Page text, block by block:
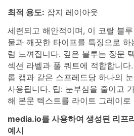
최적 용도: 잡지 레이아웃
세련되고 해안적이며, 이 코랄 블
물과 깨끗한 타이프를 특징으로
럼 느껴집니다. 깊은 블루는 장문
섹션 라벨과 풀 쿼트에 적합합니
롭 캡과 같은 스프레드당 하나의
사용됩니다. 팁: 눈부심을 줄이고
해 본문 텍스트를 라이트 그레이로
media.io를 사용하여 생성된 리프
예시